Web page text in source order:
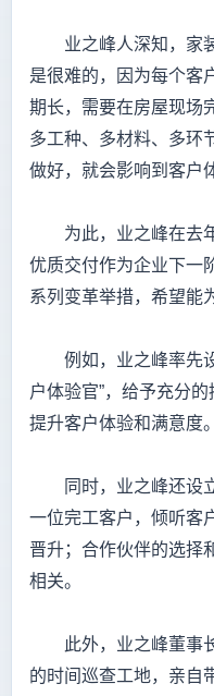
业之峰人深知，家装
是很难的，因为每个客
期长，需要在房屋现场
多工种、多材料、多环
做好，就会影响到客户
为此，业之峰在去年
优质交付作为企业下一
系列变革举措，希望能
例如，业之峰率先设
户体验官”，给予充分
提升客户体验和满意度。
同时，业之峰还设立
一位完工客户，倾听客
晋升；合作伙伴的选择
相关。
此外，业之峰董事长
的时间巡查工地，亲自